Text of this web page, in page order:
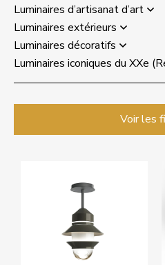
Luminaires d’artisanat d’art
Luminaires extérieurs
Luminaires décoratifs
Luminaires iconiques du XXe
Voir les